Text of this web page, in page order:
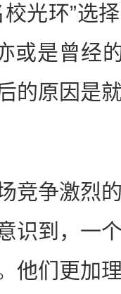
环”选择
或是曾经
的原因是
争激烈的
识到，一
他们更加